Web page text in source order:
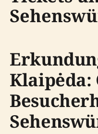
Klaipėda: